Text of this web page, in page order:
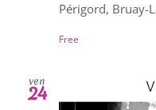
Périgord, Bruay-
Free
ven
24